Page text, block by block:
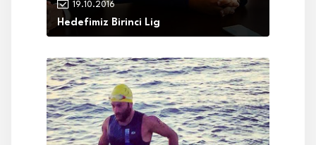
19.10.2016
Hedefimiz Birinci Lig